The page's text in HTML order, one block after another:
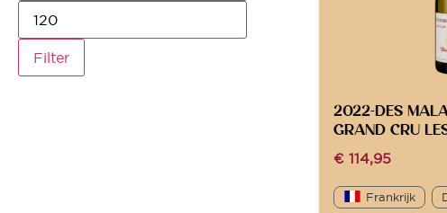
Filter
2022-DES
GRAND CRU
€114,95
Frankrijk